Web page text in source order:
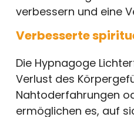
verbessern und eine
Verbesserte
Die Hypnagoge
Verlust des
Nahtoderfahrungen
ermöglichen es, auf